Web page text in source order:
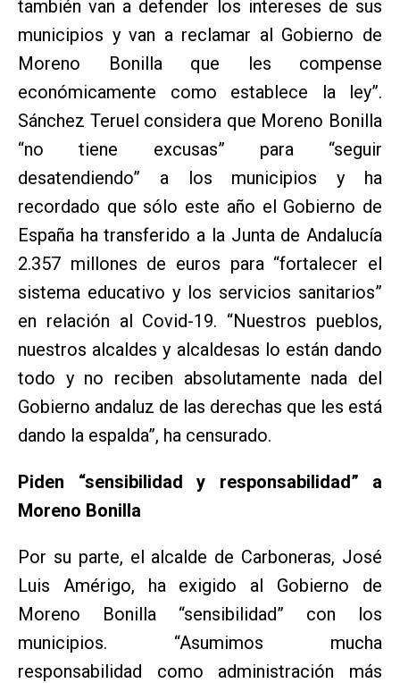
también van a defender los intereses de sus
municipios y van a reclamar al Gobierno de
Moreno Bonilla que les compense
económicamente como establece la ley”.
Sánchez Teruel considera que Moreno Bonilla
“no tiene excusas” para “seguir
desatendiendo” a los municipios y ha
recordado que sólo este año el Gobierno de
España ha transferido a la Junta de Andalucía
2.357 millones de euros para “fortalecer el
sistema educativo y los servicios sanitarios”
en relación al Covid-19. “Nuestros pueblos,
nuestros alcaldes y alcaldesas lo están dando
todo y no reciben absolutamente nada del
Gobierno andaluz de las derechas que les está
dando la espalda”, ha censurado.
Piden “sensibilidad y responsabilidad” a
Moreno Bonilla
Por su parte, el alcalde de Carboneras, José
Luis Amérigo, ha exigido al Gobierno de
Moreno Bonilla “sensibilidad” con los
municipios. “Asumimos mucha
responsabilidad como administración más